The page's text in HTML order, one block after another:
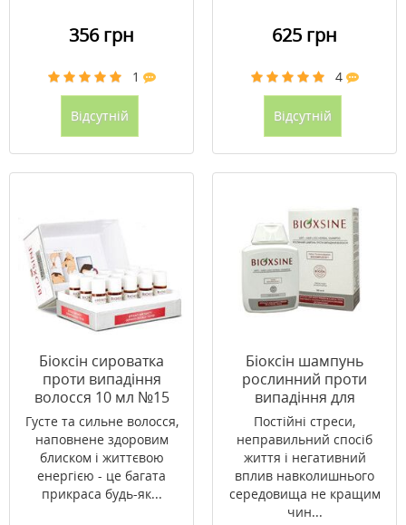
356 грн
1
Відсутній
625 грн
4
Відсутній
Біоксін сироватка
проти випадіння
волосся 10 мл №15
Густе та сильне волосся,
наповнене здоровим
блиском і життєвою
енергією - це багата
прикраса будь-як...
Біоксін шампунь
рослинний проти
випадіння для
жирного волосся 300
мл
Постійні стреси,
неправильний спосіб
життя і негативний
вплив навколишнього
середовища не кращим
чин...